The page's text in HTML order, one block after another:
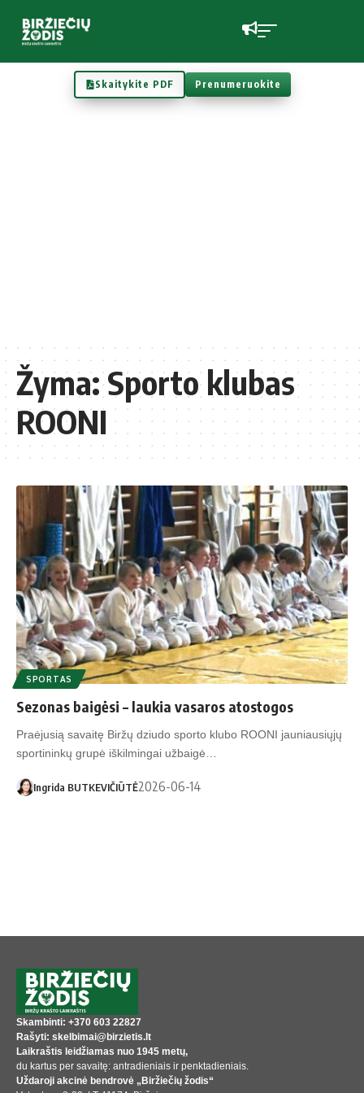
Skaitykite PDF Prenumeruokite
Žyma:Sporto klubas
ROONI
SPORTAS
Sezonas baigėsi – laukia vasaros atostogos
Praėjusią savaitę Biržų dziudo sporto klubo ROONI jauniausiųjų
sportininkų grupė iškilmingai užbaigė…
Ingrida BUTKEVIČIŪTĖ2026-06-14
Skambinti: +370 603 22827
Rašyti: skelbimai@birzietis.lt
Laikraštis leidžiamas nuo 1945 metų,
du kartus per savaitę: antradieniais ir penktadieniais.
Uždaroji akcinė bendrovė „Biržiečių žodis“